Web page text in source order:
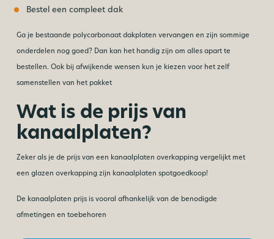
Bestel een compleet dak
Ga je bestaande polycarbonaat dakplaten vervangen en zijn sommige
onderdelen nog goed? Dan kan het handig zijn om alles apart te
bestellen. Ook bij afwijkende wensen kun je kiezen voor het zelf
samenstellen van het pakket
Wat is de prijs van
kanaalplaten?
Zeker als je de prijs van een kanaalplaten overkapping vergelijkt met
een glazen overkapping zijn kanaalplaten spotgoedkoop!
De kanaalplaten prijs is vooral afhankelijk van de benodigde
afmetingen en toebehoren